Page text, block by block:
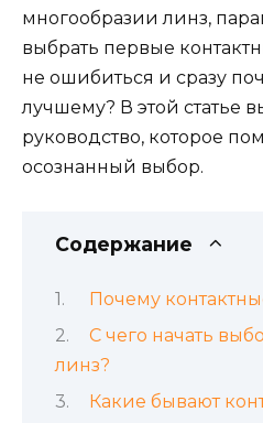
многообразии линз,
выбрать первые
не ошибиться и сразу
лучшему? В этой статье
руководство, которое
осознанный выбор.
Содержание
Почему
С чего начать
линз?
Какие бывают